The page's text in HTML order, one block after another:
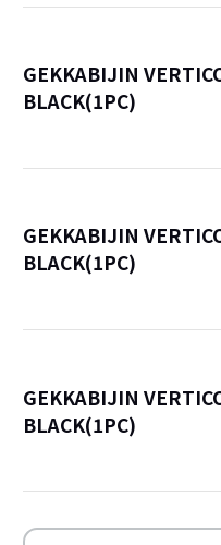
GEKKABIJIN
BLACK(1PC)
GEKKABIJIN
BLACK(1PC)
GEKKABIJIN
BLACK(1PC)